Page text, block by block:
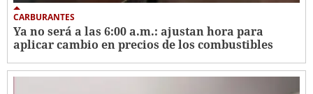
CARBURANTES
Ya no será a las 6:00 a.m.: ajustan hora para
aplicar cambio en precios de los combustibles